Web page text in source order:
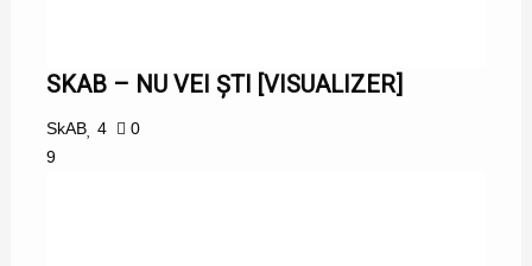
SKAB – NU VEI ȘTI [VISUALIZER]
SkAB 4
0
9